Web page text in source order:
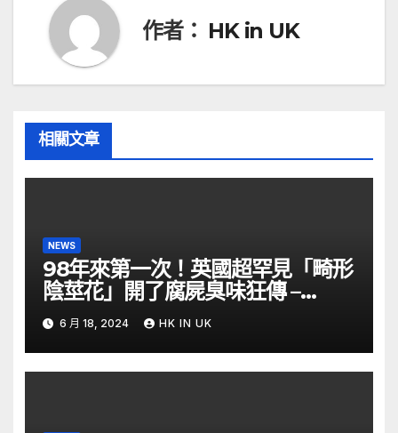
覽
作者： HK in UK
相關文章
NEWS
98年來第一次！英國超罕見「畸形
陰莖花」開了腐屍臭味狂傳 –
ETtoday
6 月 18, 2024 HK IN UK